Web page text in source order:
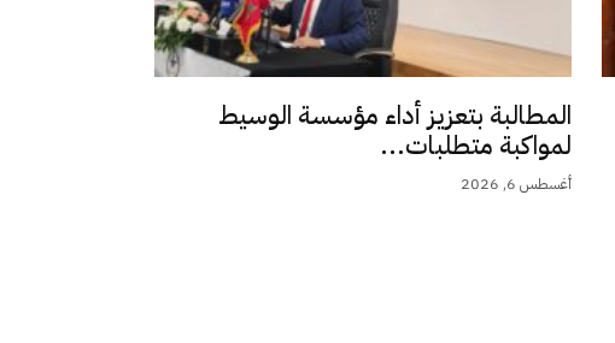
المطالبة بتعزيز أداء مؤسسة الوسيط
لمواكبة متطلبات...
أغسطس 6, 2026